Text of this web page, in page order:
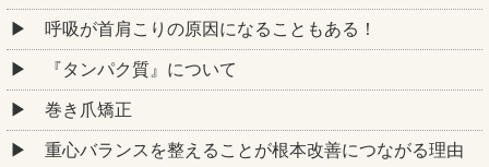
呼吸が首肩こりの原因になることもある！
『タンパク質』について
巻き爪矯正
重心バランスを整えることが根本改善につながる理由